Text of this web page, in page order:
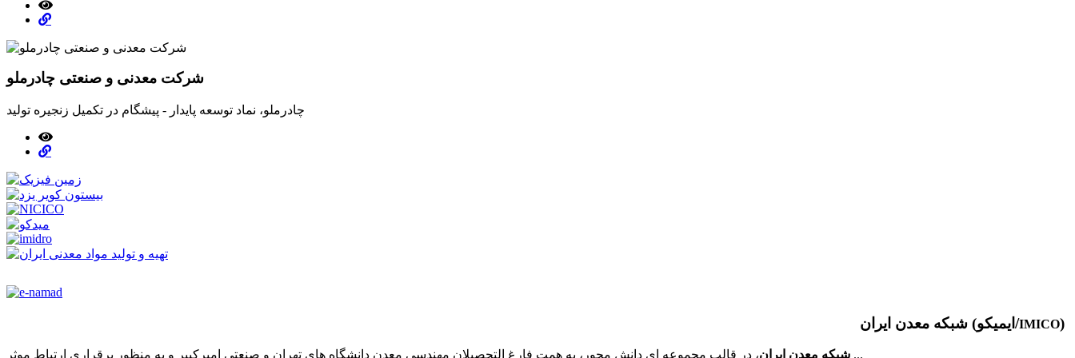
شرکت معدنی و صنعتی چادرملو
چادرملو، نماد توسعه پایدار - پیشگام در تکمیل زنجیره تولید
شبکه معدن ایران (ایمیکو/IMICO)
شبکه معدن ایران ، در قالب مجموعه ای دانش محور، به همت فارغ­ التحصیلان مهندسی معدن دانشگاه ­های تهران و صنعتی امیرکبیر و به منظور برقراری ارتباط موثر ...